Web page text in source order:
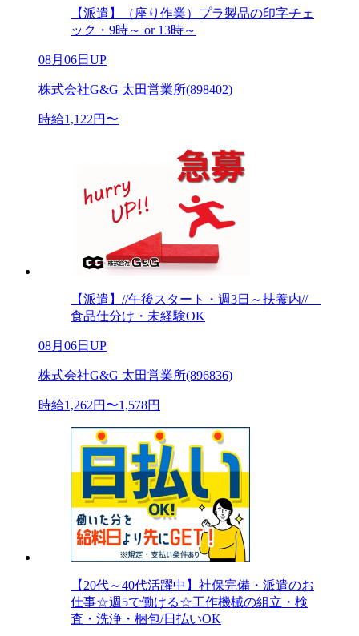
【派遣】（座り作業）プラ製品の印字チェ
ック・9時～ or 13時～
08月06日UP
株式会社G&G 太田営業所(898402)
時給1,122円〜
【派遣】//午後スタート・週3日～扶養内//
食品仕分け・未経験OK
08月06日UP
株式会社G&G 太田営業所(896836)
時給1,262円〜1,578円
【20代～40代活躍中】社保完備・派遣のお
仕事☆週5で働ける☆工作機械の組立・検
査・洗浄・梱包/日払いOK